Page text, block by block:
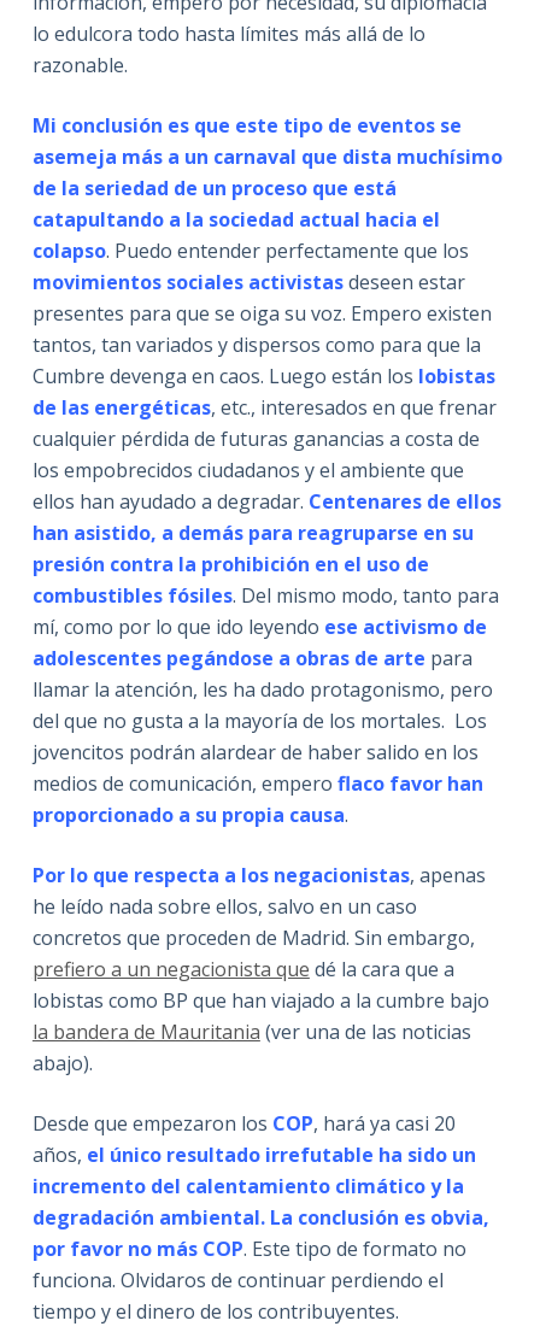
lo edulcora todo hasta límites más allá de lo
razonable.
Mi conclusión es que este tipo de eventos se
asemeja más a un carnaval que dista muchísimo
de la seriedad de un proceso que está
catapultando a la sociedad actual hacia el
colapso. Puedo entender perfectamente que los
movimientos sociales activistasdeseen estar
presentes para que se oiga su voz. Empero existen
tantos, tan variados y dispersos como para que la
Cumbre devenga en caos. Luego están los lobistas
de las energéticas, etc., interesados en que frenar
cualquier pérdida de futuras ganancias a costa de
los empobrecidos ciudadanos y el ambiente que
ellos han ayudado a degradar. Centenares de ellos
han asistido, a demás para reagruparse en su
presión contra la prohibición en el uso de
combustibles fósiles. Del mismo modo, tanto para
mí, como por lo que ido leyendo ese activismo de
adolescentes pegándose a obras de arte para
llamar la atención, les ha dado protagonismo, pero
del que no gusta a la mayoría de los mortales. Los
jovencitos podrán alardear de haber salido en los
medios de comunicación, empero flaco favor han
proporcionado a su propia causa.
Por lo que respecta a los negacionistas, apenas
he leído nada sobre ellos, salvo en un caso
concretos que proceden de Madrid. Sin embargo,
prefiero a un negacionista que dé la cara que a
lobistas como BP que han viajado a la cumbre bajo
la bandera de Mauritania (ver una de las noticias
abajo).
Desde que empezaron los COP, hará ya casi 20
años, el único resultado irrefutable ha sido un
incremento del calentamiento climático y la
degradación ambiental. La conclusión es obvia,
por favor no más COP. Este tipo de formato no
funciona. Olvidaros de continuar perdiendo el
tiempo y el dinero de los contribuyentes.